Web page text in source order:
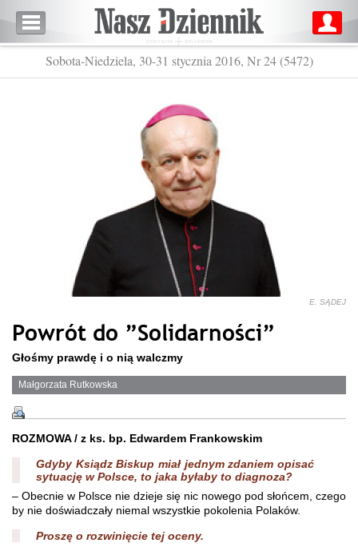
Sobota-Niedziela, 30-31 stycznia 2016, Nr 24 (5472)
E. SĄDEJ
Powrót do ”Solidarności”
Głośmy prawdę i o nią walczmy
Małgorzata Rutkowska
ROZMOWA / z ks. bp. Edwardem Frankowskim
Gdyby Ksiądz Biskup miał jednym zdaniem opisać
sytuację w Polsce, to jaka byłaby to diagnoza?
– Obecnie w Polsce nie dzieje się nic nowego pod słońcem, czego
by nie doświadczały niemal wszystkie pokolenia Polaków.
Proszę o rozwinięcie tej oceny.